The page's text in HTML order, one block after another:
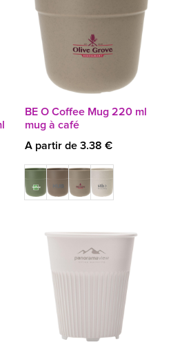
BE O Coffee Mug 220 ml
mug à café
A partir de 3.38 €